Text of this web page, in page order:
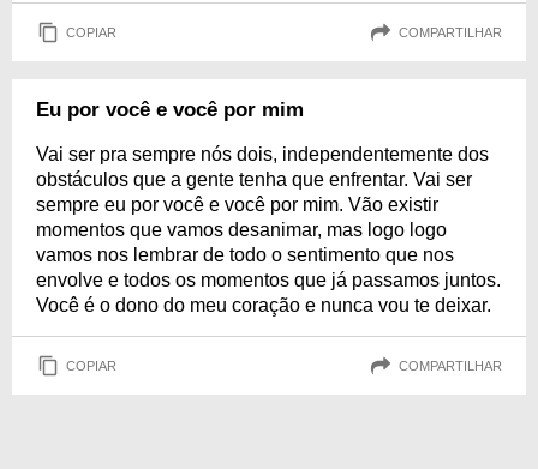
COPIAR COMPARTILHAR
Eu por você e você por mim
Vai ser pra sempre nós dois, independentemente dos
obstáculos que a gente tenha que enfrentar. Vai ser
sempre eu por você e você por mim. Vão existir
momentos que vamos desanimar, mas logo logo
vamos nos lembrar de todo o sentimento que nos
envolve e todos os momentos que já passamos juntos.
Você é o dono do meu coração e nunca vou te deixar.
COPIAR COMPARTILHAR